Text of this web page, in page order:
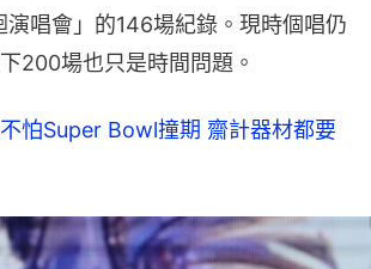
演唱會」的146場紀錄。現時個唱仍
200場也只是時間問題。
怕Super Bowl撞期 齋計器材都要